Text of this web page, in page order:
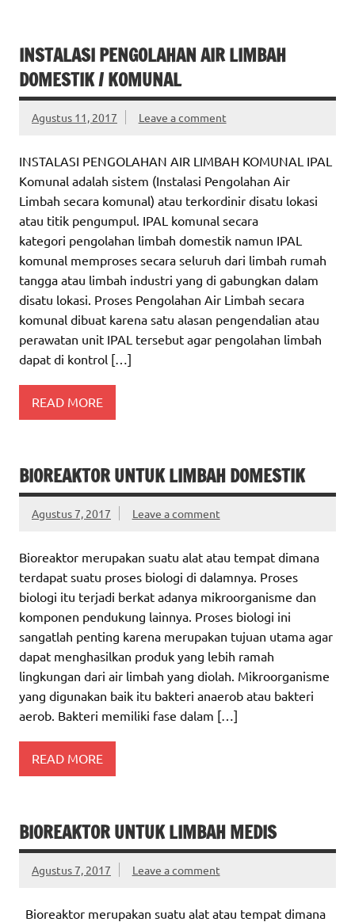
INSTALASI PENGOLAHAN AIR LIMBAH
DOMESTIK / KOMUNAL
Agustus 11, 2017 Leave a comment
INSTALASI PENGOLAHAN AIR LIMBAH KOMUNAL IPAL
Komunal adalah sistem (Instalasi Pengolahan Air
Limbah secara komunal) atau terkordinir disatu lokasi
atau titik pengumpul. IPAL komunal secara
kategori pengolahan limbah domestik namun IPAL
komunal memproses secara seluruh dari limbah rumah
tangga atau limbah industri yang di gabungkan dalam
disatu lokasi. Proses Pengolahan Air Limbah secara
komunal dibuat karena satu alasan pengendalian atau
perawatan unit IPAL tersebut agar pengolahan limbah
dapat di kontrol […]
READ MORE
BIOREAKTOR UNTUK LIMBAH DOMESTIK
Agustus 7, 2017 Leave a comment
Bioreaktor merupakan suatu alat atau tempat dimana
terdapat suatu proses biologi di dalamnya. Proses
biologi itu terjadi berkat adanya mikroorganisme dan
komponen pendukung lainnya. Proses biologi ini
sangatlah penting karena merupakan tujuan utama agar
dapat menghasilkan produk yang lebih ramah
lingkungan dari air limbah yang diolah. Mikroorganisme
yang digunakan baik itu bakteri anaerob atau bakteri
aerob. Bakteri memiliki fase dalam […]
READ MORE
BIOREAKTOR UNTUK LIMBAH MEDIS
Agustus 7, 2017 Leave a comment
Bioreaktor merupakan suatu alat atau tempat dimana